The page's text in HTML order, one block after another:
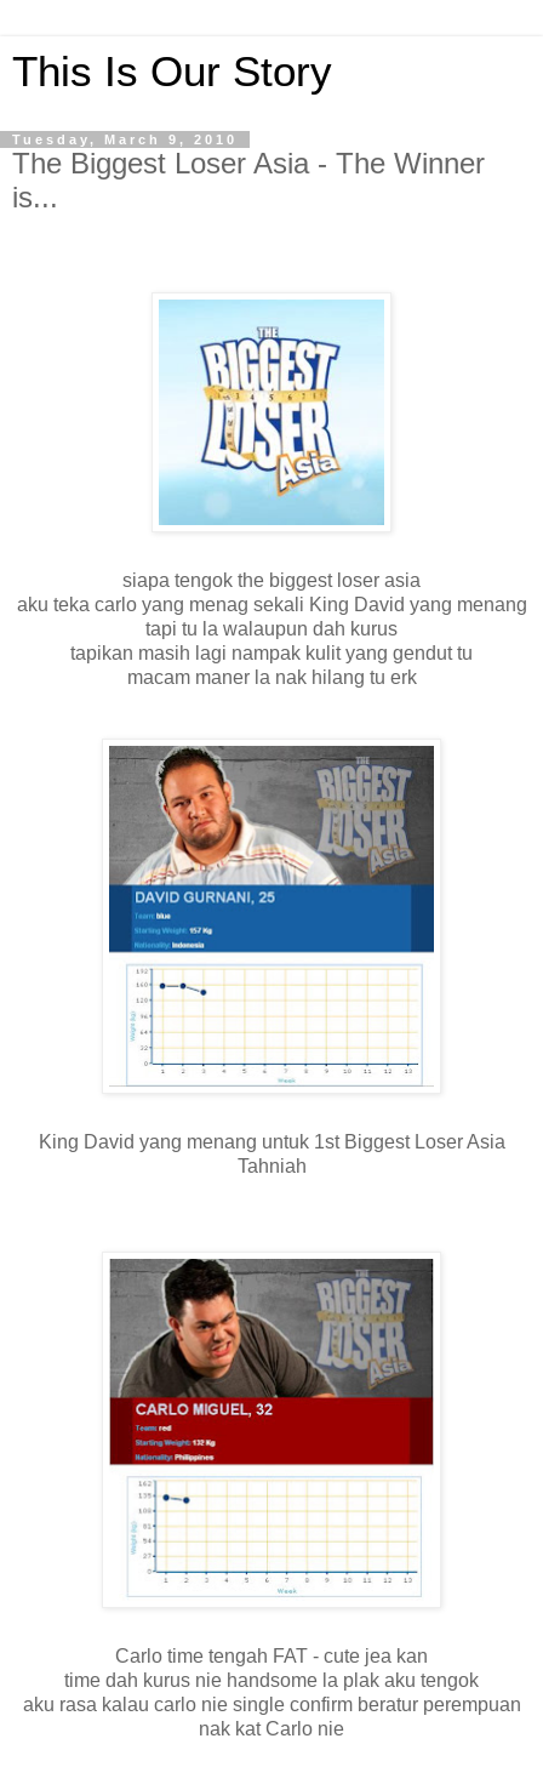
This Is Our Story
Tuesday, March 9, 2010
The Biggest Loser Asia - The Winner
is...
siapa tengok the biggest loser asia
aku teka carlo yang menag sekali King David yang menang
tapi tu la walaupun dah kurus
tapikan masih lagi nampak kulit yang gendut tu
macam maner la nak hilang tu erk
King David yang menang untuk 1st Biggest Loser Asia
Tahniah
Carlo time tengah FAT - cute jea kan
time dah kurus nie handsome la plak aku tengok
aku rasa kalau carlo nie single confirm beratur perempuan
nak kat Carlo nie